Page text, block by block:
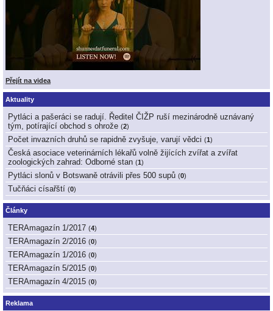
Přejít na videa
Aktuality
Pytláci a pašeráci se radují. Ředitel ČIŽP ruší mezinárodně uznávaný
tým, potírající obchod s ohrože (2)
Počet invazních druhů se rapidně zvyšuje, varují vědci (1 )
Česká asociace veterinárních lékařů volně žijících zvířat a zvířat
zoologických zahrad: Odborné stan (1 )
Pytláci slonů v Botswaně otrávili přes 500 supů (0)
Tučňáci císařští (0)
Články
TERAmagazín 1/2017 (4)
TERAmagazín 2/2016 (0)
TERAmagazín 1/2016 (0)
TERAmagazín 5/2015 (0)
TERAmagazín 4/2015 (0)
Reklama